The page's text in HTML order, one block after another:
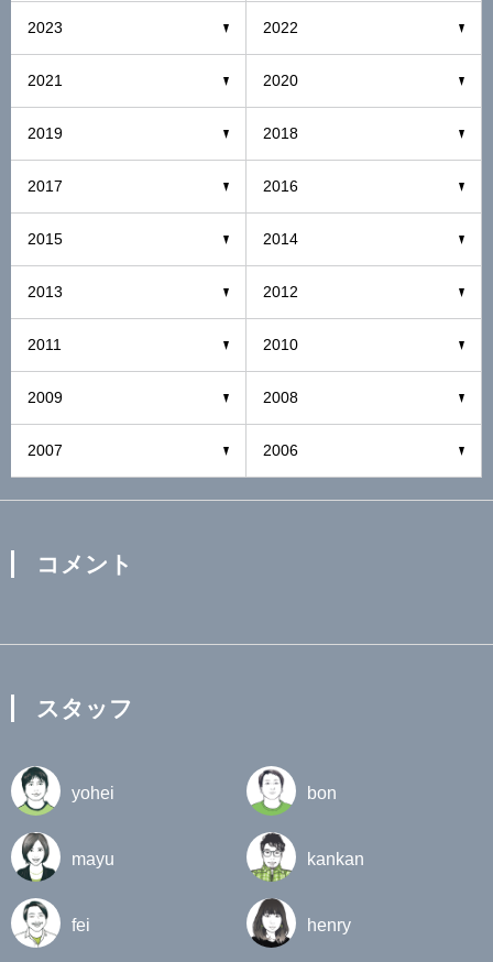
2023 2022
2021 2020
2019 2018
2017 2016
2015 2014
2013 2012
2011 2010
2009 2008
2007 2006
コメント
スタッフ
yohei bon
mayu kankan
fei henry